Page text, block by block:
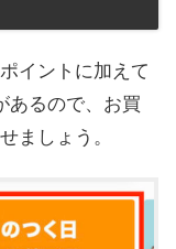
イントに加えて
あるので、お買
ましょう。